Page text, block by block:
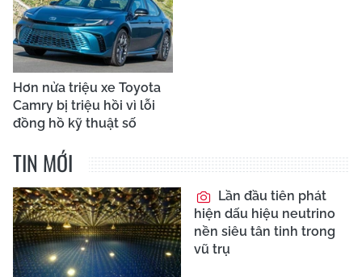
Hơn nửa triệu xe Toyota
Camry bị triệu hồi vì lỗi
đồng hồ kỹ thuật số
TIN MỚI
Lần đầu tiên phát
hiện dấu hiệu neutrino
nền siêu tân tinh trong
vũ trụ